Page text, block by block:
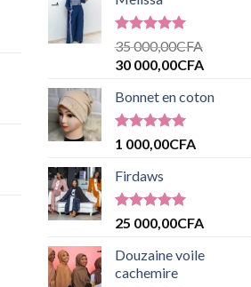
Note5.00
sur 5
35 000,00CFA
30 000,00CFA
Bonnet en coton
Note5.00
1 000,00CFA
Firdaws
Note5.00
25 000,00CFA
Douzaine voile
cachemire